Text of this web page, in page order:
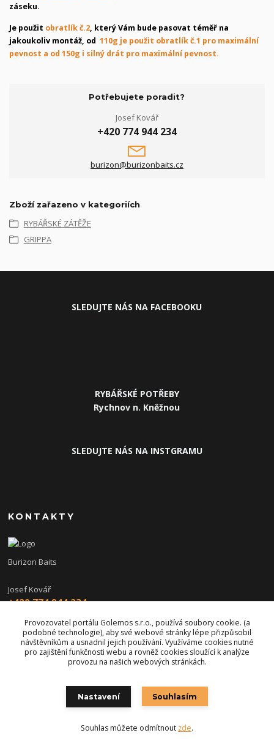
záseku.
Je použit obratlík č.2, který Vám bude pasovat téměř na
jakoukoliv montáž, od 110g je použit obratlík č.1 pro maximální
pevnost a od 150g i silný drát pro maximální pevnost.
Potřebujete poradit?
Josef Kovář
+420 774 944 234
burizon@burizonbaits.cz
Zboží zařazeno v kategoriích
RYBÁŘSKÉ ZÁTĚŽE
GRIPPA
SLEDUJTE NÁS NA FACEBOOKU
RYBÁŘSKÉ POTŘEBY
Rychnov n. Kněžnou
SLEDUJTE NÁS NA INSTGRAMU
KONTAKTY
Burizon Baits
Josef Kovář
+420 774 944 234
burizon@burizonbaits.cz
Vytvořeno na Eshop-rychle.cz
Provozovatel portálu Golemos s.r.o., používá soubory cookie. (a
podobné technologie), aby své webové stránky lépe přizpůsobil
návštěvníkům a usnadnil jejich používání. Využíváme cookies nutné
pro zajištění funkčnosti webu a rovněž cookies sloužící k analýze
provozu na našich webových stránkách.
Nastavení Souhlasím
Souhlas můžete odmítnout zde.